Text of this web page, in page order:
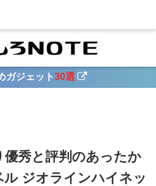
ガジェット30選
優秀と評判のあったか
ジオラインハイネッ